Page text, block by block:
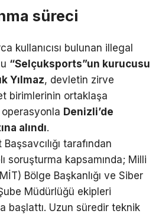
süreci
kullanıcısı bulunan illegal
“Selçuksports”un kurucusu
Yılmaz, devletin zirve
birimlerinin ortaklaşa
Denizli’de
alındı.
tarafından
soruşturma kapsamında; Milli
Bölge Başkanlığı ve Siber
Müdürlüğü ekipleri
başlattı. Uzun süredir teknik